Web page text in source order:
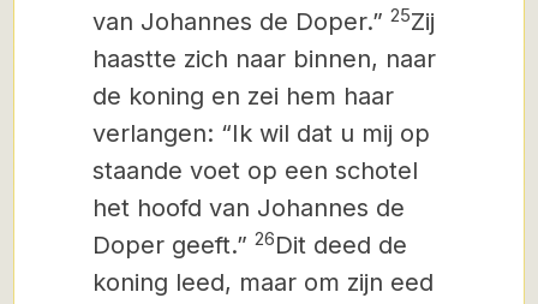
van Johannes de Doper.” 25Zij
haastte zich naar binnen, naar
de koning en zei hem haar
verlangen: “Ik wil dat u mij op
staande voet op een schotel
het hoofd van Johannes de
Doper geeft.” 26Dit deed de
koning leed, maar om zijn eed